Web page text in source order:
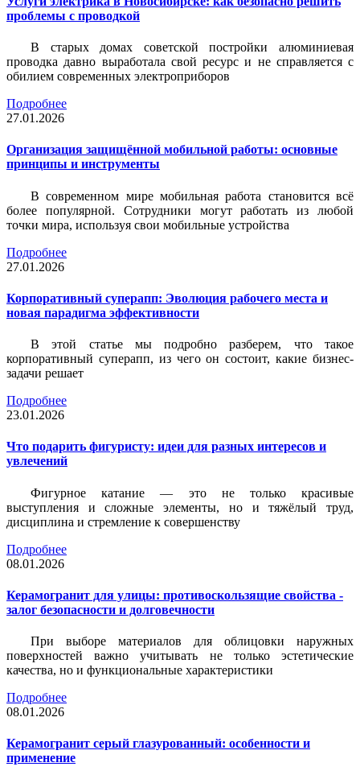
проблемы с проводкой
В старых домах советской постройки алюминиевая
проводка давно выработала свой ресурс и не справляется с
обилием современных электроприборов
Подробнее
27.01.2026
Организация защищённой мобильной работы: основные
принципы и инструменты
В современном мире мобильная работа становится всё
более популярной. Сотрудники могут работать из любой
точки мира, используя свои мобильные устройства
Подробнее
27.01.2026
Корпоративный суперапп: Эволюция рабочего места и
новая парадигма эффективности
В этой статье мы подробно разберем, что такое
корпоративный суперапп, из чего он состоит, какие бизнес-
задачи решает
Подробнее
23.01.2026
Что подарить фигуристу: идеи для разных интересов и
увлечений
Фигурное катание — это не только красивые
выступления и сложные элементы, но и тяжёлый труд,
дисциплина и стремление к совершенству
Подробнее
08.01.2026
Керамогранит для улицы: противоскользящие свойства -
залог безопасности и долговечности
При выборе материалов для облицовки наружных
поверхностей важно учитывать не только эстетические
качества, но и функциональные характеристики
Подробнее
08.01.2026
Керамогранит серый глазурованный: особенности и
применение